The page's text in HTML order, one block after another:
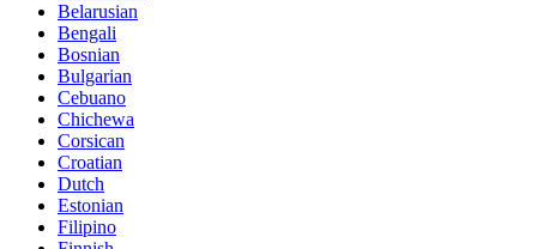
Belarusian
Bengali
Bosnian
Bulgarian
Cebuano
Chichewa
Corsican
Croatian
Dutch
Estonian
Filipino